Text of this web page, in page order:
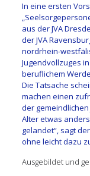
In eine ersten
aus der JVA
der JVA
nordrhein-
Jugendvollzuges
beruflichem
Die Tatsache
machen einen
der
Alter etwas
gelandet“, sagt
ohne leicht dazu
Ausgebildet und